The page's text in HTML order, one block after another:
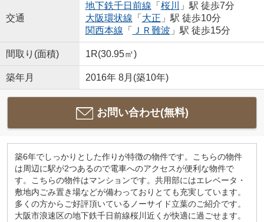
交通
地下鉄千日前線 「 桜川
」駅 徒歩7分
大阪環状線 「 大正 」駅 徒歩10分
関西本線 「 ＪＲ難波 」駅 徒歩15分
間取り(面積) 1R(30.95㎡)
築年月 2016年 8月(築10年)
お問い合わせ(無料)
築6年でしっかりとした作りが特徴の物件です。こちらの物件
は周辺に駅が2つあるので電車へのアクセスが便利な物件で
す。こちらの物件はマンションです。共用部にはエレベータ・
敷地内ごみ置き場などが備わっておりとても充実しています。
多くの方からご好評頂いているノーサイド立葉のご紹介です。
大阪市浪速区の地下鉄千日前線桜川近くが快適に過ごせます。